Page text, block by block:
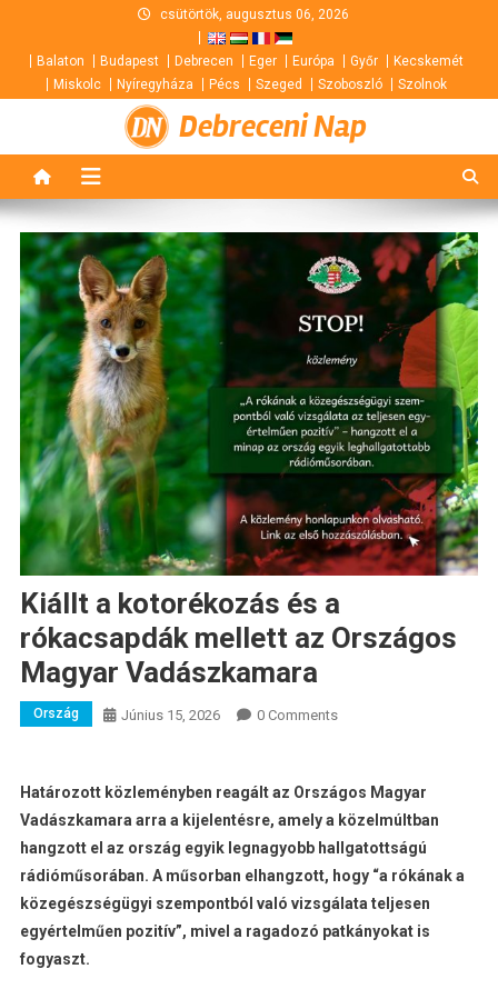
content
csütörtök, augusztus 06, 2026
Balaton Budapest Debrecen Eger Európa Győr
Kecskemét
Miskolc
Nyíregyháza Pécs Szeged Szoboszló Szolnok
Debreceni Nap
Kiállt a kotorékozás és a
rókacsapdák mellett az Országos
Magyar Vadászkamara
Ország Június 15, 2026 0 Comments
Határozott közleményben reagált az Országos Magyar
Vadászkamara arra a kijelentésre, amely a közelmúltban
hangzott el az ország egyik legnagyobb hallgatottságú
rádióműsorában. A műsorban elhangzott, hogy “a rókának a
közegészségügyi szempontból való vizsgálata teljesen
egyértelműen pozitív”, mivel a ragadozó patkányokat is
fogyaszt.